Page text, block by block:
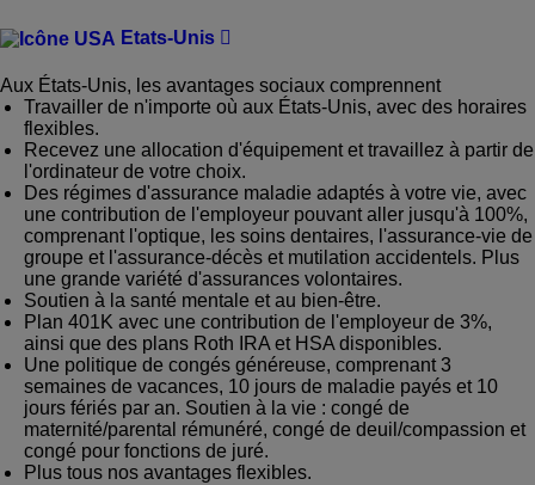
Etats-Unis
Aux États-Unis, les avantages sociaux comprennent
Travailler de n'importe où aux États-Unis, avec des horaires
flexibles.
Recevez une allocation d'équipement et travaillez à partir de
l'ordinateur de votre choix.
Des régimes d'assurance maladie adaptés à votre vie, avec
une contribution de l'employeur pouvant aller jusqu'à 100%,
comprenant l'optique, les soins dentaires, l'assurance-vie de
groupe et l'assurance-décès et mutilation accidentels. Plus
une grande variété d'assurances volontaires.
Soutien à la santé mentale et au bien-être.
Plan 401K avec une contribution de l'employeur de 3%,
ainsi que des plans Roth IRA et HSA disponibles.
Une politique de congés généreuse, comprenant 3
semaines de vacances, 10 jours de maladie payés et 10
jours fériés par an. Soutien à la vie : congé de
maternité/parental rémunéré, congé de deuil/compassion et
congé pour fonctions de juré.
Plus tous nos avantages flexibles.